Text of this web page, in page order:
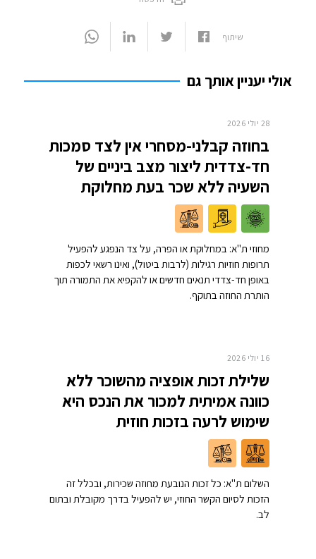
שיתוף
אולי יעניין אותך גם
28 יולי 2026
בחוזה קבלני-מסחרי אין לצד סמכות
חד-צדדית ליצור מצב ביניים של
השעיה ללא שכר בעת מחלוקת
מחוזי ת"א: במחלוקת או הפרה, על צד הנפגע להפעיל
תרופות חוזיות רגילות (לרבות ביטול), ואינו רשאי לכפות
באופן חד-צדדי תנאים חדשים או להקפיא את התמורה תוך
הותרת החוזה בתוקף.
16 יולי 2026
שלילת זכות אופציה מהשוכר ללא
כוונה אמיתית למכור את הנכס היא
שימוש לרעה בזכות חוזית
השלום ת"א: כל זכות הנובעת מחוזה שכירות, ובכלל זה
הזכות לסיום הקשר החוזי, יש להפעיל בדרך מקובלת ובתום
לב.